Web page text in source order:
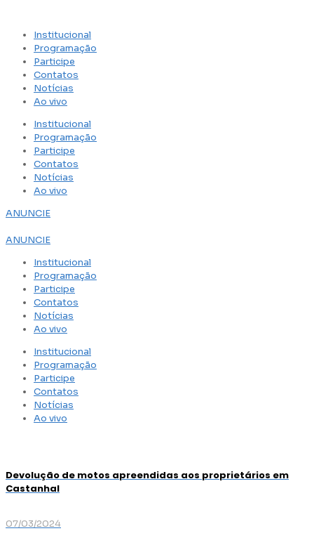
Institucional
Programação
Participe
Contatos
Notícias
Ao vivo
Institucional
Programação
Participe
Contatos
Notícias
Ao vivo
ANUNCIE
ANUNCIE
Institucional
Programação
Participe
Contatos
Notícias
Ao vivo
Institucional
Programação
Participe
Contatos
Notícias
Ao vivo
Devolução de motos apreendidas aos proprietários em
Castanhal
07/03/2024